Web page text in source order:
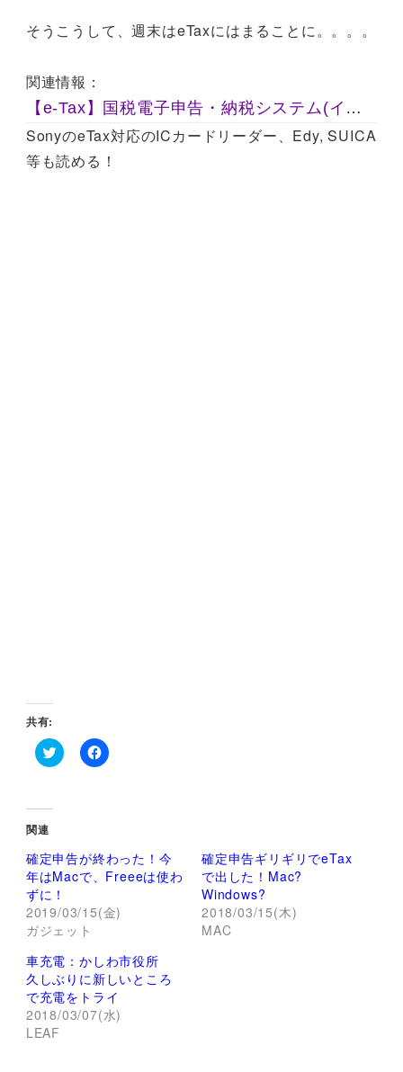
そうこうして、週末はeTaxにはまることに。。。。
関連情報：
【e‐Tax】国税電子申告・納税システム(イータックス)
SonyのeTax対応のICカードリーダー、Edy, SUICA
等も読める！
共有:
ク
し
て
T
i
t
t
e
r
で
共
有
(
新
し
い
ウ
ィ
ン
ド
F
で
共
有
る
に
は
リ
ッ
ク
し
て
く
だ
関連
確定申告が終わった！今
年はMacで、Freeeは使わ
ずに！
2019/03/15(金)
ガジェット
確定申告ギリギリでeTax
で出した！Mac?
Windows?
2018/03/15(木)
MAC
車充電：かしわ市役所
久しぶりに新しいところ
で充電をトライ
2018/03/07(水)
LEAF